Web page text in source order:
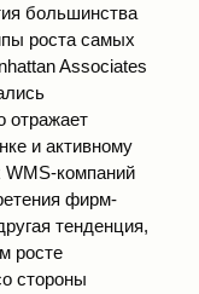
большинства
роста самых
Associates
отражает
и активному
компаний
фирм-
тенденция,
росте
стороны